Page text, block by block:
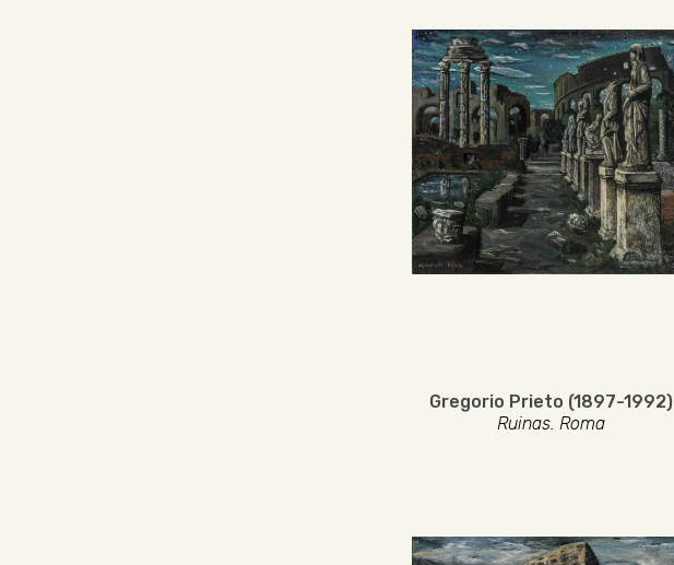
Gregorio Prieto (1897-1992)
Ruinas. Roma